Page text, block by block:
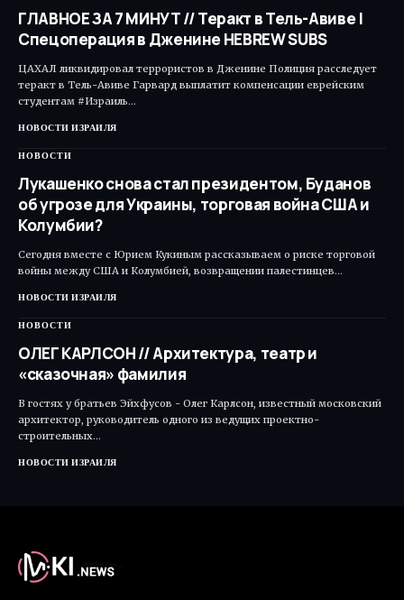
ГЛАВНОЕ ЗА 7 МИНУТ // Теракт в Тель-Авиве |
Спецоперация в Дженине HEBREW SUBS
ЦАХАЛ ликвидировал террористов в Дженине Полиция расследует
теракт в Тель-Авиве Гарвард выплатит компенсации еврейским
студентам #Израиль…
НОВОСТИ ИЗРАИЛЯ
НОВОСТИ
Лукашенко снова стал президентом, Буданов
об угрозе для Украины, торговая война США и
Колумбии?
Сегодня вместе с Юрием Кукиным рассказываем о риске торговой
войны между США и Колумбией, возвращении палестинцев…
НОВОСТИ ИЗРАИЛЯ
НОВОСТИ
ОЛЕГ КАРЛСОН // Архитектура, театр и
«сказочная» фамилия
В гостях у братьев Эйхфусов - Олег Карлсон, известный московский
архитектор, руководитель одного из ведущих проектно-
строительных…
НОВОСТИ ИЗРАИЛЯ